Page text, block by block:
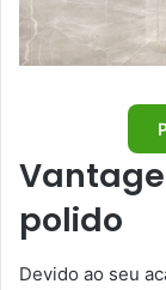
polido
Devido ao seu